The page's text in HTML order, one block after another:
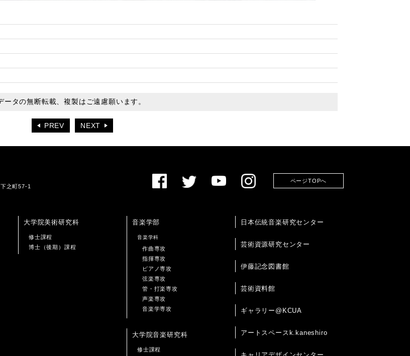
タの無断転載、複製はご遠慮願います。
PREV NEXT
之町57-1
ページTOPへ
大学院美術研究科
修士課程
博士（後期）課程
音楽学部
音楽学科
作曲専攻
指揮専攻
ピアノ専攻
弦楽専攻
管・打楽専攻
声楽専攻
音楽学専攻
大学院音楽研究科
修士課程
日本伝統音楽研究センター
芸術資源研究センター
伊藤記念図書館
芸術資料館
ギャラリー@KCUA
アートスペースk.kaneshiro